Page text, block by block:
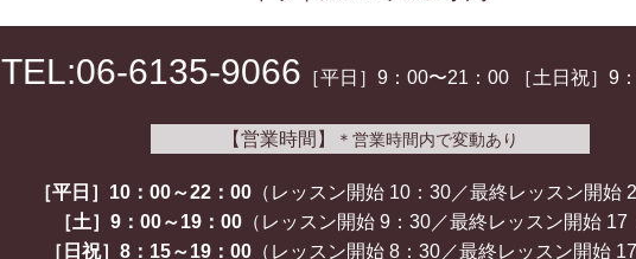
TEL:06-6135-9066 ［平日］9：00〜21：00 ［土日祝］9
【営業時間】 ＊営業時間内で変動あり
［平日］10：00～22：00 （レッスン開始 10：30／最終レッスン開始
［土］9：00～19：00 （レッスン開始 9：30／最終レッスン開始 17
［日祝］8：15～19：00 （レッスン開始 8：30／最終レッスン開始 17